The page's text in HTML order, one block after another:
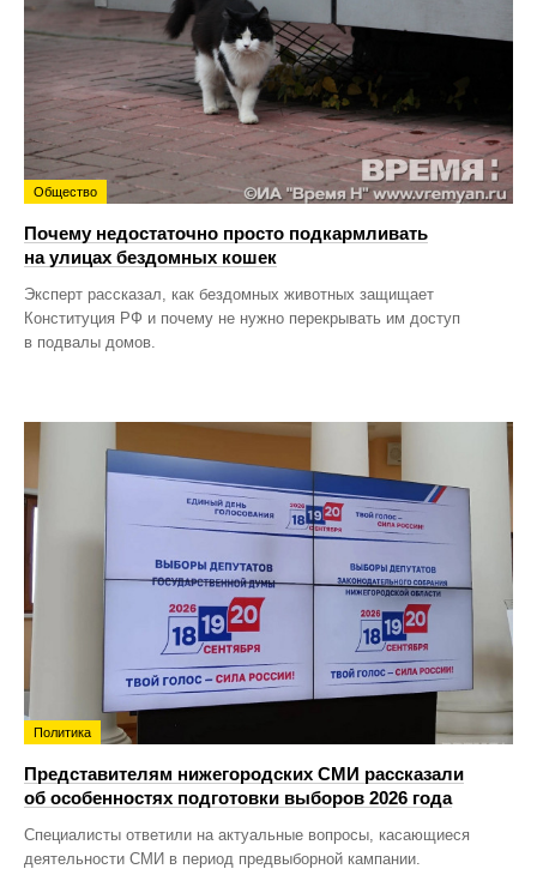
Общество
Почему недостаточно просто подкармливать
на улицах бездомных кошек
Эксперт рассказал, как бездомных животных защищает
Конституция РФ и почему не нужно перекрывать им доступ
в подвалы домов.
Политика
Представителям нижегородских СМИ рассказали
об особенностях подготовки выборов 2026 года
Специалисты ответили на актуальные вопросы, касающиеся
деятельности СМИ в период предвыборной кампании.